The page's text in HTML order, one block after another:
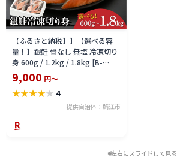
【ふるさと納税】】【選べる容
量！】銀鮭 骨なし 無塩 冷凍切り
身 600g / 1.2kg / 1.8kg [B-
05915] /さけ サケ 鮭 海鮮 切り身
焼き鮭 冷凍 ストック 海の幸 福井
県鯖江市
9,000 円～
★★★★★ 4
提供自治体：鯖江市
左右にスライドして見る